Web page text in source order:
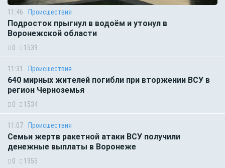
11:46 Происшествия
Подросток прыгнул в водоём и утонул в
Воронежской области
0 1539
11:31 Происшествия
640 мирных жителей погибли при вторжении ВСУ в
регион Черноземья
0 1534
11:07 Происшествия
Семьи жертв ракетной атаки ВСУ получили
денежные выплаты в Воронеже
0 1955